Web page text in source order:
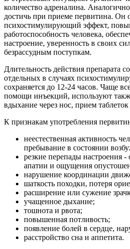
количество адреналина.
достичь при приеме первитина. Он
психостимулирующий эффект,
работоспособность человека,
настроение, уверенность в своих
безрассудным поступкам.
Длительность действия препарата
отдельных в случаях
сохраняется до 12-24 часов. Чаще
помощи инъекций, используют
вдыхание через нос, прием
К признакам употребления
неестественная активность
пребывание в состоянии
резкие перепады настроения -
апатии и ощущения
нарушение координации
шаткость походки, потеря
расширение или сужение
учащенное дыхание;
тошнота и рвота;
повышенная потливость;
появление болей в сердце,
расстройство сна и аппетита.